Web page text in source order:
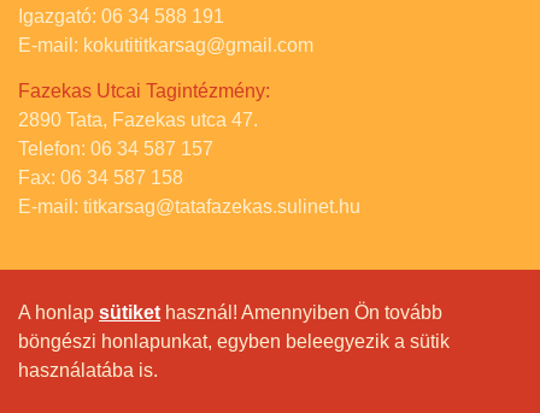
Igazgató: 06 34 588 191
E-mail: kokutititkarsag@gmail.com
Fazekas Utcai Tagintézmény:
2890 Tata, Fazekas utca 47.
Telefon: 06 34 587 157
Fax: 06 34 587 158
E-mail: titkarsag@tatafazekas.sulinet.hu
A honlap sütiket használ! Amennyiben Ön tovább
böngészi honlapunkat, egyben beleegyezik a sütik
használatába is.